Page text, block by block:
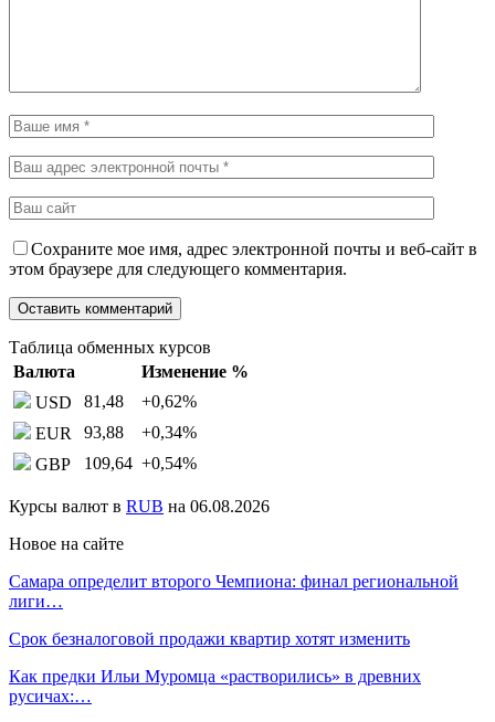
Сохраните мое имя, адрес электронной почты и веб-сайт в
этом браузере для следующего комментария.
Таблица обменных курсов
Валюта
Изменение %
USD
81,48 +0,62%
EUR
93,88 +0,34%
GBP
109,64 +0,54%
Курсы валют в RUB на 06.08.2026
Новое на сайте
Самара определит второго Чемпиона: финал региональной
лиги…
Срок безналоговой продажи квартир хотят изменить
Как предки Ильи Муромца «растворились» в древних
русичах:…